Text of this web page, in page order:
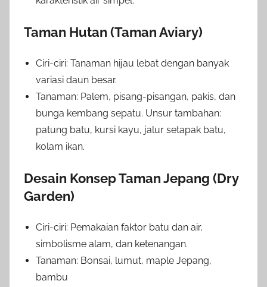
Taman Hutan (Taman Aviary)
Ciri-ciri: Tanaman hijau lebat dengan banyak
variasi daun besar.
Tanaman: Palem, pisang-pisangan, pakis, dan
bunga kembang sepatu. Unsur tambahan:
patung batu, kursi kayu, jalur setapak batu,
kolam ikan.
Desain Konsep Taman Jepang (Dry
Garden)
Ciri-ciri: Pemakaian faktor batu dan air,
simbolisme alam, dan ketenangan.
Tanaman: Bonsai, lumut, maple Jepang,
bambu